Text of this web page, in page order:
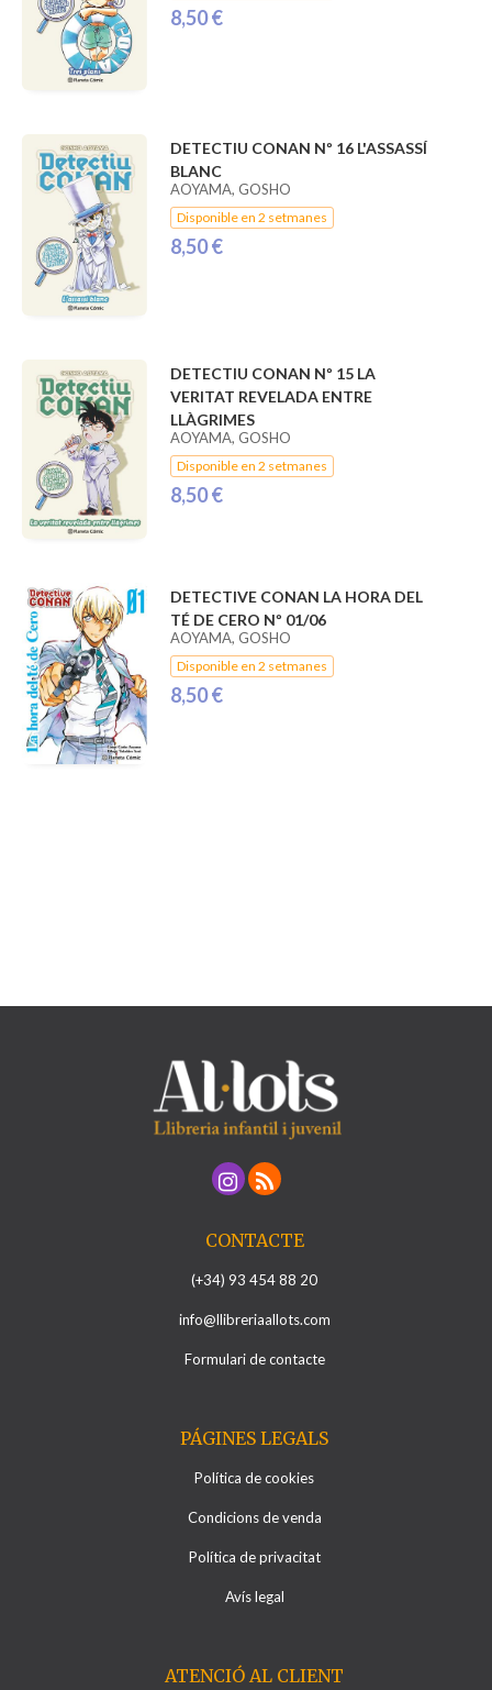
8,50 €
DETECTIU CONAN Nº 16 L'ASSASSÍ
BLANC
AOYAMA, GOSHO
Disponible en 2 setmanes
8,50 €
DETECTIU CONAN Nº 15 LA
VERITAT REVELADA ENTRE
LLÀGRIMES
AOYAMA, GOSHO
Disponible en 2 setmanes
8,50 €
DETECTIVE CONAN LA HORA DEL
TÉ DE CERO Nº 01/06
AOYAMA, GOSHO
Disponible en 2 setmanes
8,50 €
CONTACTE
(+34) 93 454 88 20
info@llibreriaallots.com
Formulari de contacte
PÁGINES LEGALS
Política de cookies
Condicions de venda
Política de privacitat
Avís legal
ATENCIÓ AL CLIENT